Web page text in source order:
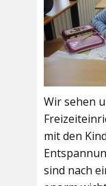
Wir sehen
mit den
sind nach